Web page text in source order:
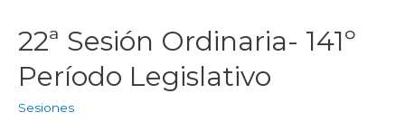
22ª Sesión Ordinaria- 141º
Período Legislativo
Sesiones